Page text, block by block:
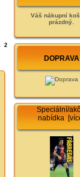
2
Váš nákupní
prázdný.
DOPRAVA
Speciální/
nabídka